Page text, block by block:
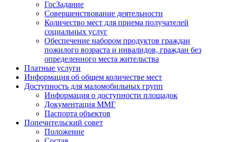
ГосЗадание
Совершенствование деятельности
Количество мест для приема получателей
социальных услуг
Обеспечение набором продуктов граждан
пожилого возраста и инвалидов, граждан без
определенного места жительства
Платные услуги
Информация об общем количестве мест
Доступность для маломобильных групп
Информация о доступности площадок
Документация ММГ
Паспорта объектов
Попечительский совет
Положение